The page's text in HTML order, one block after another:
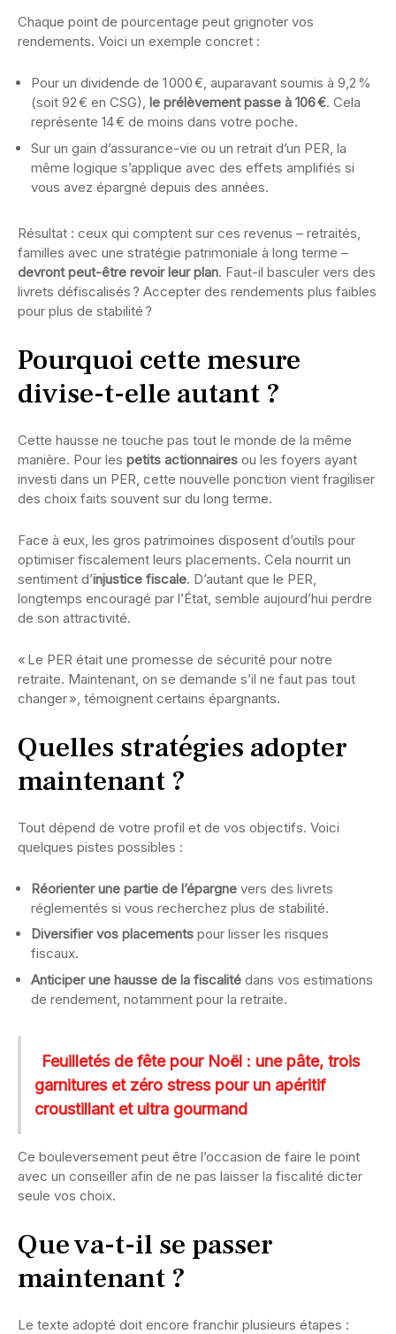
Chaque point de pourcentage peut grignoter vos
rendements. Voici un exemple concret :
Pour un dividende de 1 000 €, auparavant soumis à 9,2 %
(soit 92 € en CSG), le prélèvement passe à 106 €. Cela
représente 14 € de moins dans votre poche.
Sur un gain d’assurance-vie ou un retrait d’un PER, la
même logique s’applique avec des effets amplifiés si
vous avez épargné depuis des années.
Résultat : ceux qui comptent sur ces revenus – retraités,
familles avec une stratégie patrimoniale à long terme –
devront peut-être revoir leur plan. Faut-il basculer vers des
livrets défiscalisés ? Accepter des rendements plus faibles
pour plus de stabilité ?
Pourquoi cette mesure
divise-t-elle autant ?
Cette hausse ne touche pas tout le monde de la même
manière. Pour les petits actionnaires ou les foyers ayant
investi dans un PER, cette nouvelle ponction vient fragiliser
des choix faits souvent sur du long terme.
Face à eux, les gros patrimoines disposent d’outils pour
optimiser fiscalement leurs placements. Cela nourrit un
sentiment d’injustice fiscale. D’autant que le PER,
longtemps encouragé par l’État, semble aujourd’hui perdre
de son attractivité.
« Le PER était une promesse de sécurité pour notre
retraite. Maintenant, on se demande s’il ne faut pas tout
changer », témoignent certains épargnants.
Quelles stratégies adopter
maintenant ?
Tout dépend de votre profil et de vos objectifs. Voici
quelques pistes possibles :
Réorienter une partie de l’épargne vers des livrets
réglementés si vous recherchez plus de stabilité.
Diversifier vos placements pour lisser les risques
fiscaux.
Anticiper une hausse de la fiscalité dans vos estimations
de rendement, notamment pour la retraite.
Feuilletés de fête pour Noël : une pâte, trois
garnitures et zéro stress pour un apéritif
croustillant et ultra gourmand
Ce bouleversement peut être l’occasion de faire le point
avec un conseiller afin de ne pas laisser la fiscalité dicter
seule vos choix.
Que va-t-il se passer
maintenant ?
Le texte adopté doit encore franchir plusieurs étapes :